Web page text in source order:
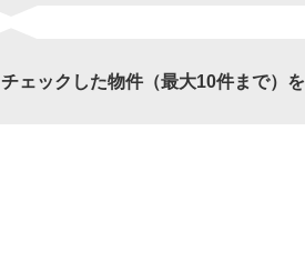
チェックした物件（最大10件まで）を